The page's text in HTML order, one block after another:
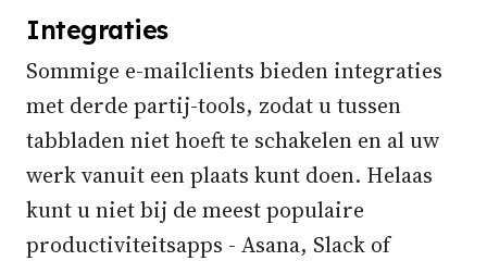
Integraties
Sommige e-mailclients bieden integraties
met derde partij-tools, zodat u tussen
tabbladen niet hoeft te schakelen en al uw
werk vanuit een plaats kunt doen. Helaas
kunt u niet bij de meest populaire
productiviteitsapps - Asana, Slack of